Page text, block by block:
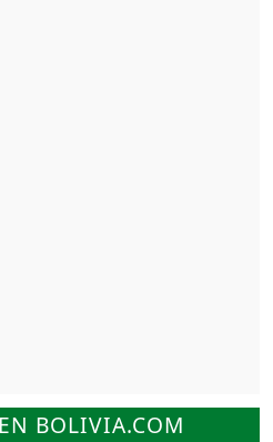
BOLIVIA.COM